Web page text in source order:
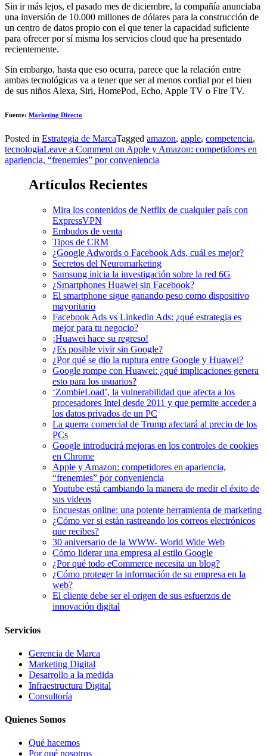
Sin ir más lejos, el pasado mes de diciembre, la compañía anunciaba
una inversión de 10.000 millones de dólares para la construcción de
un centro de datos propio con el que tener la capacidad suficiente
para ofrecer por sí misma los servicios cloud que ha presentado
recientemente.
Sin embargo, hasta que eso ocurra, parece que la relación entre
ambas tecnológicas va a tener que ser al menos cordial por el bien
de sus niños Alexa, Siri, HomePod, Echo, Apple TV o Fire TV.
Fuente: Marketing Directo
Posted in Estrategia de MarcaTagged amazon, apple, competencia,
tecnologiaLeave a Comment on Apple y Amazon: competidores en
apariencia, “frenemies” por conveniencia
Artículos Recientes
Mira los contenidos de Netflix de cualquier país con
ExpressVPN
Embudos de venta
Tipos de CRM
¿Google Adwords o Facebook Ads, cuál es mejor?
Secretos del Neuromarketing
Samsung inicia la investigación sobre la red 6G
¿Smartphones Huawei sin Facebook?
El smartphone sigue ganando peso como dispositivo
mayoritario
Facebook Ads vs Linkedin Ads: ¿qué estrategia es
mejor para tu negocio?
¡Huawei hace su regreso!
¿Es posible vivir sin Google?
¿Por qué se dio la ruptura entre Google y Huawei?
Google rompe con Huawei: ¿qué implicaciones genera
esto para los usuarios?
‘ZombieLoad’, la vulnerabilidad que afecta a los
procesadores Intel desde 2011 y que permite acceder a
los datos privados de un PC
La guerra comercial de Trump afectará al precio de los
PCs
Google introducirá mejoras en los controles de cookies
en Chrome
Apple y Amazon: competidores en apariencia,
“frenemies” por conveniencia
Youtube está cambiando la manera de medir el éxito de
sus videos
Encuestas online: una potente herramienta de marketing
¿Cómo ver si están rastreando los correos electrónicos
que recibes?
30 aniversario de la WWW- World Wide Web
Cómo liderar una empresa al estilo Google
¿Por qué todo eCommerce necesita un blog?
¿Cómo proteger la información de su empresa en la
web?
El cliente debe ser el origen de sus esfuerzos de
innovación digital
Servicios
Gerencia de Marca
Marketing Digital
Desarrollo a la medida
Infraestructura Digital
Consultoría
Quienes Somos
Qué hacemos
Por qué nosotros